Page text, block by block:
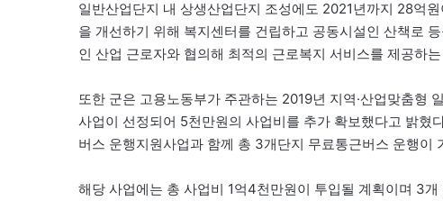
일반산업단지 내 상생산업단지 조성에도 2021년까지 28억
을 개선하기 위해 복지센터를 건립하고 공동시설인 산책로
인 산업 근로자와 협의해 최적의 근로복지 서비스를 제공하
또한 군은 고용노동부가 주관하는 2019년 지역·산업맞춤형
사업이 선정되어 5천만원의 사업비를 추가 확보했다고 밝혔
버스 운행지원사업과 함께 총 3개단지 무료통근버스 운행이
해당 사업에는 총 사업비 1억4천만원이 투입될 계획이며 3